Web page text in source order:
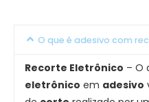
O que é adesivo com
Recorte Eletrônico – O
eletrônico em adesivo